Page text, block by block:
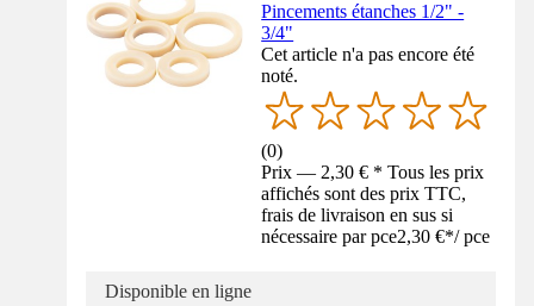
Pincements étanches 1/2" -
3/4"
Cet article n'a pas encore été
noté.
(0)
Prix — 2,30 € * Tous les prix
affichés sont des prix TTC,
frais de livraison en sus si
nécessaire par pce2,30 €*/ pce
Disponible en ligne